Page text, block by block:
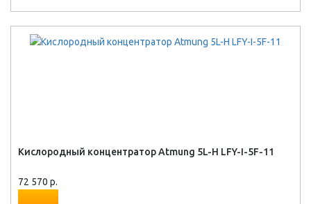
Кислородный концентратор Atmung 5L-H LFY-I-5F-11
72 570 р.